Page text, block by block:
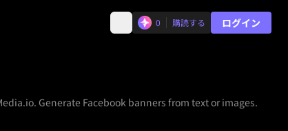
0 購読する ログイン
Generate Facebook banners from text or images.